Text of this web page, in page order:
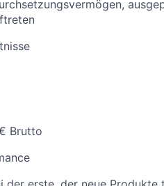
Brutto